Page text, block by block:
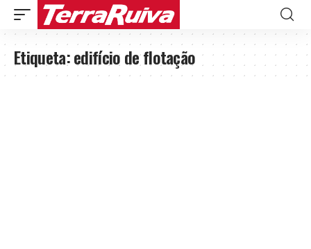
Etiqueta:edifício de flotação